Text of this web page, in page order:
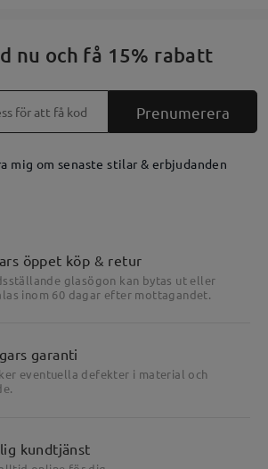
nu och få 15% rabatt
Prenumerera
mig om senaste stilar & erbjudanden
öppet köp & retur
glasögon kan bytas ut eller
inom 60 dagar efter mottagandet.
garanti
eventuella defekter i material och
kundtjänst